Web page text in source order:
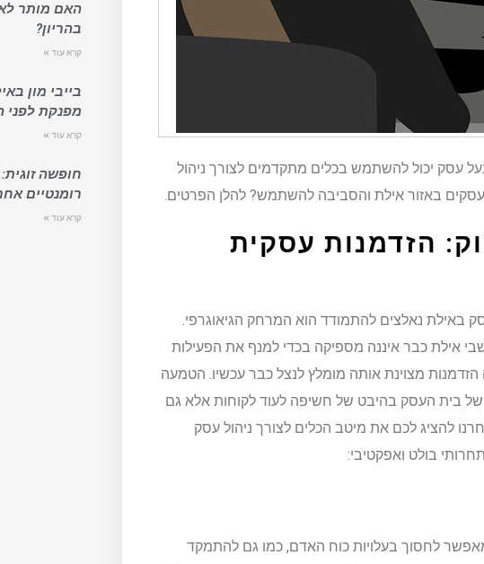
עסק יכול להשתמש בכלים מתקדמים לצורך ניהול
באזור אילת והסביבה להשתמש? להלן הפרטים.
הזדמנות עסקית
נאלצים להתמודד הוא המרחק הגיאוגרפי.
אילת כבר איננה מספיקה בכדי למנף את הפעילות
הזדמנות מצוינת אותה מומלץ לנצל כבר עכשיו. הטמעה
בית העסק בהיבט של חשיפה לעוד לקוחות אלא גם
להציג לכם את מיטב הכלים לצורך ניהול עסק
בולט ואפקטיבי:
לחסוך בעלויות כוח האדם, כמו גם להתמקד
האם מותר
בהריון?
קרא עוד »
בייבי מון
מפנקת לפני
קרא עוד »
חופשה
רומנטיים
קרא עוד »